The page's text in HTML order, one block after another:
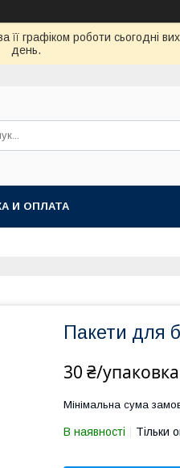
графіком роботи сьогодні
день.
И ОПЛАТА
Пакети для
30 ₴/упаковка
Мінімальна сума
В наявності Тільки